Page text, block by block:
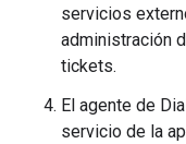
servicios
administración
tickets.
El agente de
servicio de la